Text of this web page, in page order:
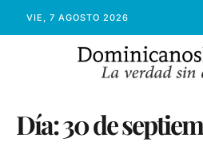
VIE, 7 AGOSTO 2026
Día:30 de